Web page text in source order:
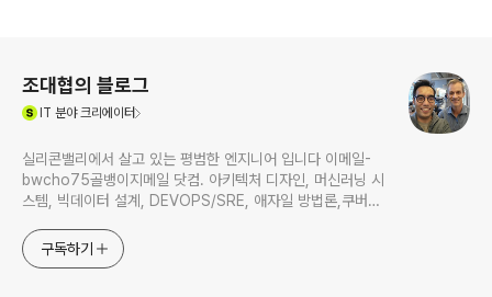
조대협의 블로그
IT 분야 크리에이터
실리콘밸리에서 살고 있는 평범한 엔지니어 입니다 이메일-
bwcho75골뱅이지메일 닷컴. 아키텍처 디자인, 머신러닝 시
스템, 빅데이터 설계, DEVOPS/SRE, 애자일 방법론,쿠버네
한 기술 멘토링과 강의 진행합니다. Linkedin :
https://www.linkedin.com/in/terrycho75/
구독하기